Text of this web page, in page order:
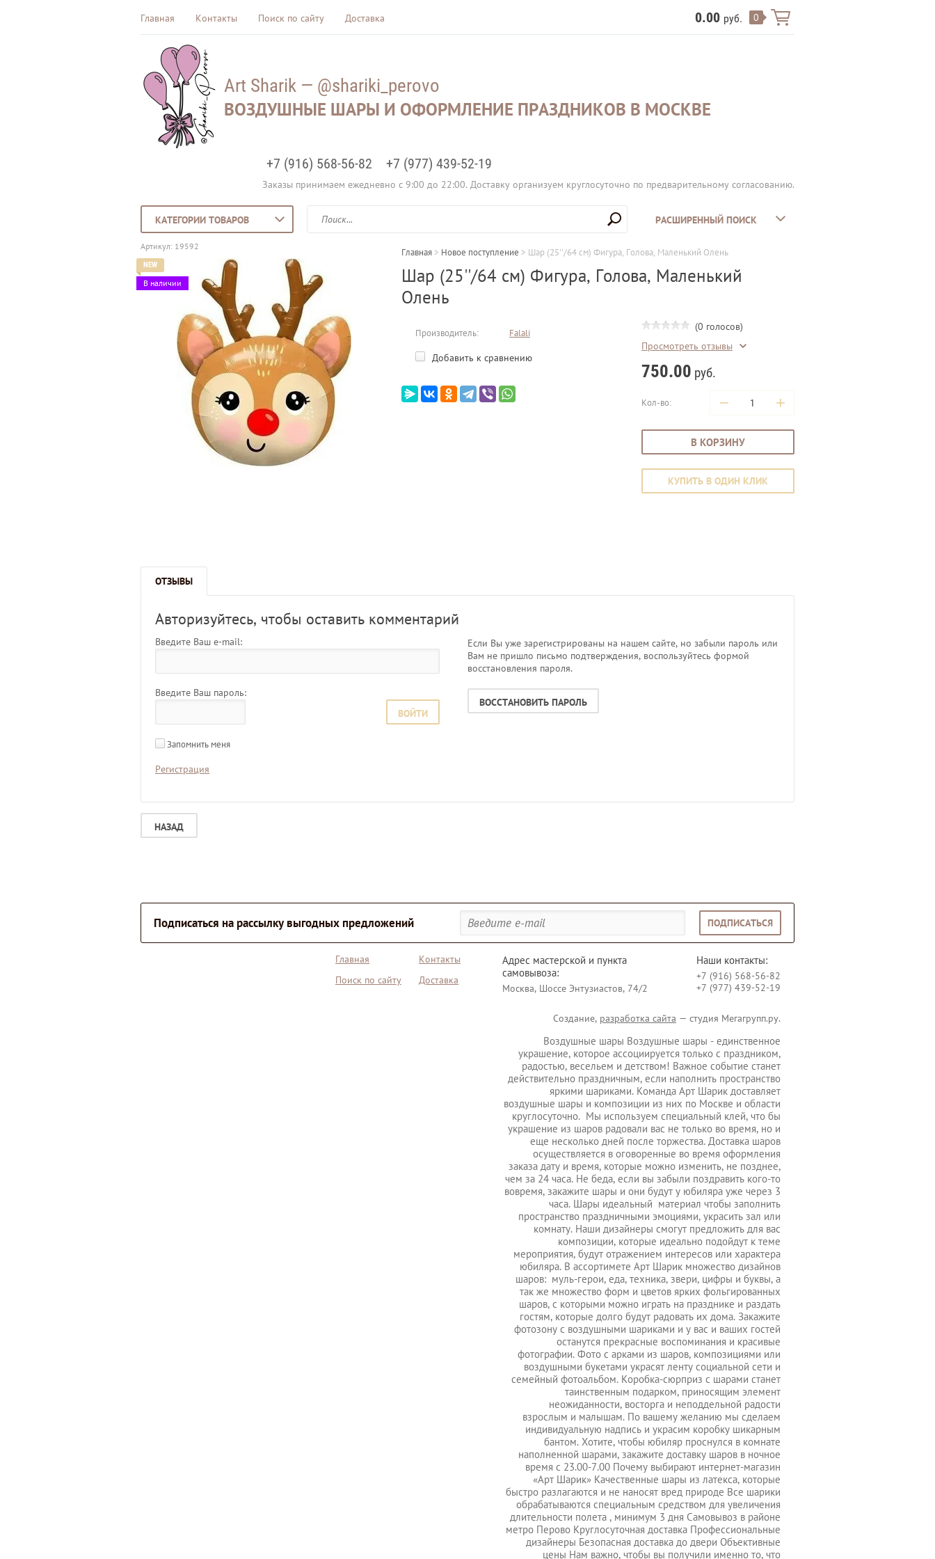
Главная Контакты Поиск по сайту Доставка 0.00 руб. 0
Art Sharik — @shariki_perovo
ВОЗДУШНЫЕ ШАРЫ И ОФОРМЛЕНИЕ ПРАЗДНИКОВ В МОСКВЕ
+7 (916) 568-56-82 +7 (977) 439-52-19
Заказы принимаем ежедневно с 9:00 до 22:00. Доставку организуем круглосуточно по предварительному согласованию.
КАТЕГОРИИ ТОВАРОВ РАСШИРЕННЫЙ ПОИСК
Главная > Новое поступление > Шар (25''/64 см) Фигура, Голова, Маленький Олень
Шар (25''/64 см) Фигура, Голова, Маленький
Олень
Артикул: 19592
В наличии
Производитель: Falali
Добавить к сравнению
(0 голосов)
Просмотреть отзывы
750.00 руб.
Кол-во: − +
В КОРЗИНУ
КУПИТЬ В ОДИН КЛИК
ОТЗЫВЫ
Авторизуйтесь, чтобы оставить комментарий
Введите Ваш e-mail:
Введите Ваш пароль:
ВОЙТИ
Запомнить меня
Регистрация
Если Вы уже зарегистрированы на нашем сайте, но забыли пароль или
Вам не пришло письмо подтверждения, воспользуйтесь формой
восстановления пароля.
ВОССТАНОВИТЬ ПАРОЛЬ
НАЗАД
Подписаться на рассылку выгодных предложений ПОДПИСАТЬСЯ
Главная
Контакты
Поиск по сайту
Доставка
Адрес мастерской и пункта
самовывоза:
Москва, Шоссе Энтузиастов, 74/2
Наши контакты:
+7 (916) 568-56-82
+7 (977) 439-52-19
Создание, разработка сайта — студия Мегагрупп.ру.
Воздушные шары Воздушные шары - единственное
украшение, которое ассоциируется только с праздником,
радостью, весельем и детством! Важное событие станет
действительно праздничным, если наполнить пространство
яркими шариками. Команда Арт Шарик доставляет
воздушные шары и композиции из них по Москве и области
круглосуточно. Мы используем специальный клей, что бы
украшение из шаров радовали вас не только во время, но и
еще несколько дней после торжества. Доставка шаров
осуществляется в оговоренные во время оформления
заказа дату и время, которые можно изменить, не позднее,
чем за 24 часа. Не беда, если вы забыли поздравить кого-то
вовремя, закажите шары и они будут у юбиляра уже через 3
часа. Шары идеальный материал чтобы заполнить
пространство праздничными эмоциями, украсить зал или
комнату. Наши дизайнеры смогут предложить для вас
композиции, которые идеально подойдут к теме
мероприятия, будут отражением интересов или характера
юбиляра. В ассортимете Арт Шарик множество дизайнов
шаров: муль-герои, еда, техника, звери, цифры и буквы, а
так же множество форм и цветов ярких фольгированных
шаров, с которыми можно играть на празднике и раздать
гостям, которые долго будут радовать их дома. Закажите
фотозону с воздушными шариками и у вас и ваших гостей
останутся прекрасные воспоминания и красивые
фотографии. Фото с арками из шаров, композициями или
воздушными букетами украсят ленту социальной сети и
семейный фотоальбом. Коробка-сюрприз с шарами станет
таинственным подарком, приносящим элемент
неожиданности, восторга и неподдельной радости
взрослым и малышам. По вашему желанию мы сделаем
индивидуальную надпись и украсим коробку шикарным
бантом. Хотите, чтобы юбиляр проснулся в комнате
наполненной шарами, закажите доставку шаров в ночное
время с 23.00-7.00 Почему выбирают интернет-магазин
«Арт Шарик» Качественные шары из латекса, которые
быстро разлагаются и не наносят вред природе Все шарики
обрабатываются специальным средством для увеличения
длительности полета , минимум 3 дня Самовывоз в районе
метро Перово Круглосуточная доставка Профессиональные
дизайнеры Безопасная доставка до двери Объективные
цены Нам важно, чтобы вы получили именно то, что